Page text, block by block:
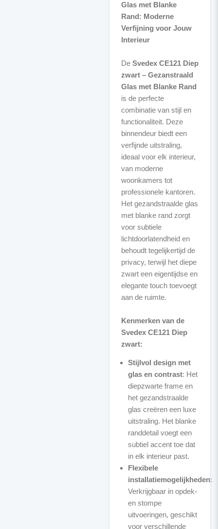
Glas met Blanke
Rand: Moderne
Verfijning voor Jouw
Interieur
De Svedex CE121 Diep
zwart – Gezanstraald
Glas met Blanke Rand
is de perfecte
combinatie van stijl en
functionaliteit. Deze
binnendeur biedt een
verfijnde uitstraling,
ideaal voor elk interieur,
van moderne
woonkamers tot
professionele kantoren.
Het gezandstraalde glas
met blanke rand zorgt
voor subtiele
lichtdoorlatendheid en
behoudt tegelijkertijd de
privacy, terwijl het diepe
zwart een eigentijdse en
elegante touch toevoegt
aan de ruimte.
Kenmerken van de
Svedex CE121 Diep
zwart:
Stijlvol design met
glas en contrast: Het
diepzwarte frame en
het gezandstraalde
glas creëren een luxe
uitstraling. Het blanke
randdetail voegt een
subtiel accent toe dat
in elk interieur past.
Flexibele
installatiemogelijkheden:
Verkrijgbaar in opdek-
en stompe
uitvoeringen, geschikt
voor verschillende